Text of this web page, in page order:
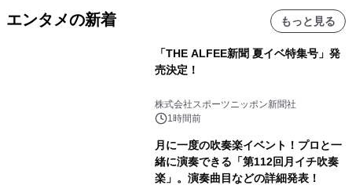
エンタメの新着 もっと見る
「THE ALFEE新聞 夏イベ特集号」発
売決定！
株式会社スポーツニッポン新聞社
1時間前
月に一度の吹奏楽イベント！プロと一
緒に演奏できる「第112回月イチ吹奏
楽」。演奏曲目などの詳細発表！